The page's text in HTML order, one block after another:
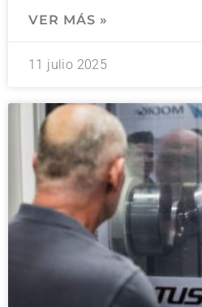
VER MÁS »
11 julio 2025